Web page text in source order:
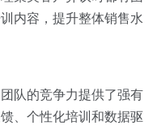
内容，提升整体销售水
队的竞争力提供了强有
、个性化培训和数据驱